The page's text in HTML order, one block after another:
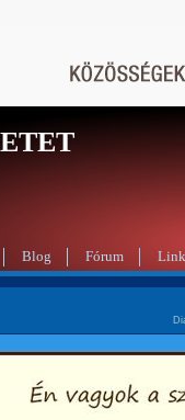
Blog Fórum